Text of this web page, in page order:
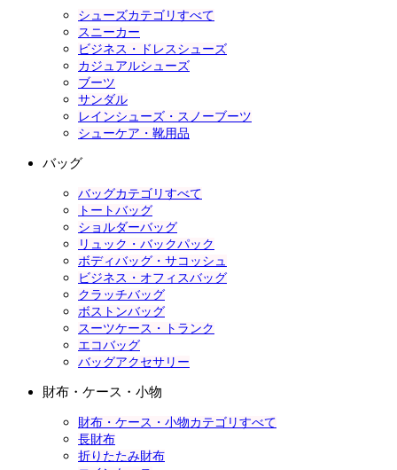
シューズカテゴリすべて
スニーカー
ビジネス・ドレスシューズ
カジュアルシューズ
ブーツ
サンダル
レインシューズ・スノーブーツ
シューケア・靴用品
バッグ
バッグカテゴリすべて
トートバッグ
ショルダーバッグ
リュック・バックパック
ボディバッグ・サコッシュ
ビジネス・オフィスバッグ
クラッチバッグ
ボストンバッグ
スーツケース・トランク
エコバッグ
バッグアクセサリー
財布・ケース・小物
財布・ケース・小物カテゴリすべて
長財布
折りたたみ財布